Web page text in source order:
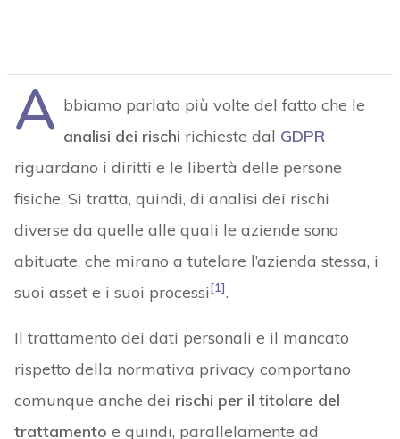
A bbiamo parlato più volte del fatto che le
analisi dei rischi richieste dal GDPR
riguardano i diritti e le libertà delle persone
fisiche. Si tratta, quindi, di analisi dei rischi
diverse da quelle alle quali le aziende sono
abituate, che mirano a tutelare l’azienda stessa, i
suoi asset e i suoi processi[1].
Il trattamento dei dati personali e il mancato
rispetto della normativa privacy comportano
comunque anche dei rischi per il titolare del
trattamento e quindi, parallelamente ad